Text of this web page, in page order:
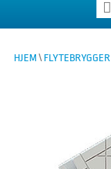
HJEM \FLYTEBRYGGER